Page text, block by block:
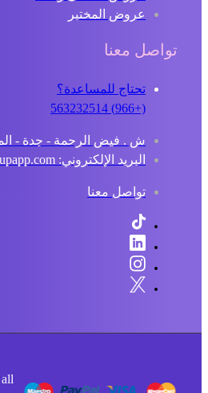
عروض المختبر
تواصل معنا
تحتاج للمساعدة؟
ش . فيض الرحمة - جدة - المملكة
البريد الإلكتروني: help@tabibgroupapp.com
تواصل معنا
all